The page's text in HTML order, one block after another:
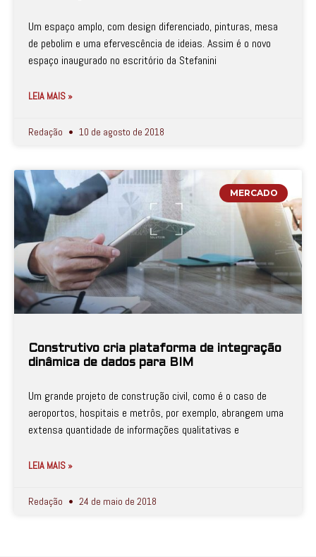
Um espaço amplo, com design diferenciado, pinturas, mesa
de pebolim e uma efervescência de ideias. Assim é o novo
espaço inaugurado no escritório da Stefanini
LEIA MAIS »
Redação 10 de agosto de 2018
MERCADO
Construtivo cria plataforma de integração
dinâmica de dados para BIM
Um grande projeto de construção civil, como é o caso de
aeroportos, hospitais e metrôs, por exemplo, abrangem uma
extensa quantidade de informações qualitativas e
LEIA MAIS »
Redação 24 de maio de 2018